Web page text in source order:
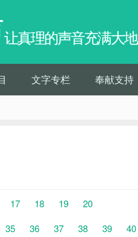
让真理的声音充满大地
文字专栏 奉献支持
17 18 19
20
35 36 37 38 39
40